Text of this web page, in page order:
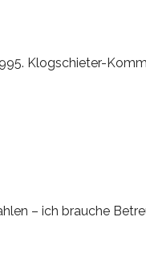
Klogschieter-
– ich brauche